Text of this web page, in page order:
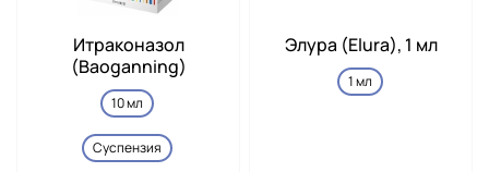
Итраконазол
(Baoganning)
10 мл
Суспензия
Элура (Elura), 1 мл
1 мл